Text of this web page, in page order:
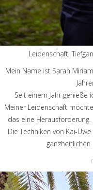
Leidenschaft,
Mein Name ist Sarah
Seit einem Jahr genieße
Meiner Leidenschaft
das eine
Die Techniken von Kai-